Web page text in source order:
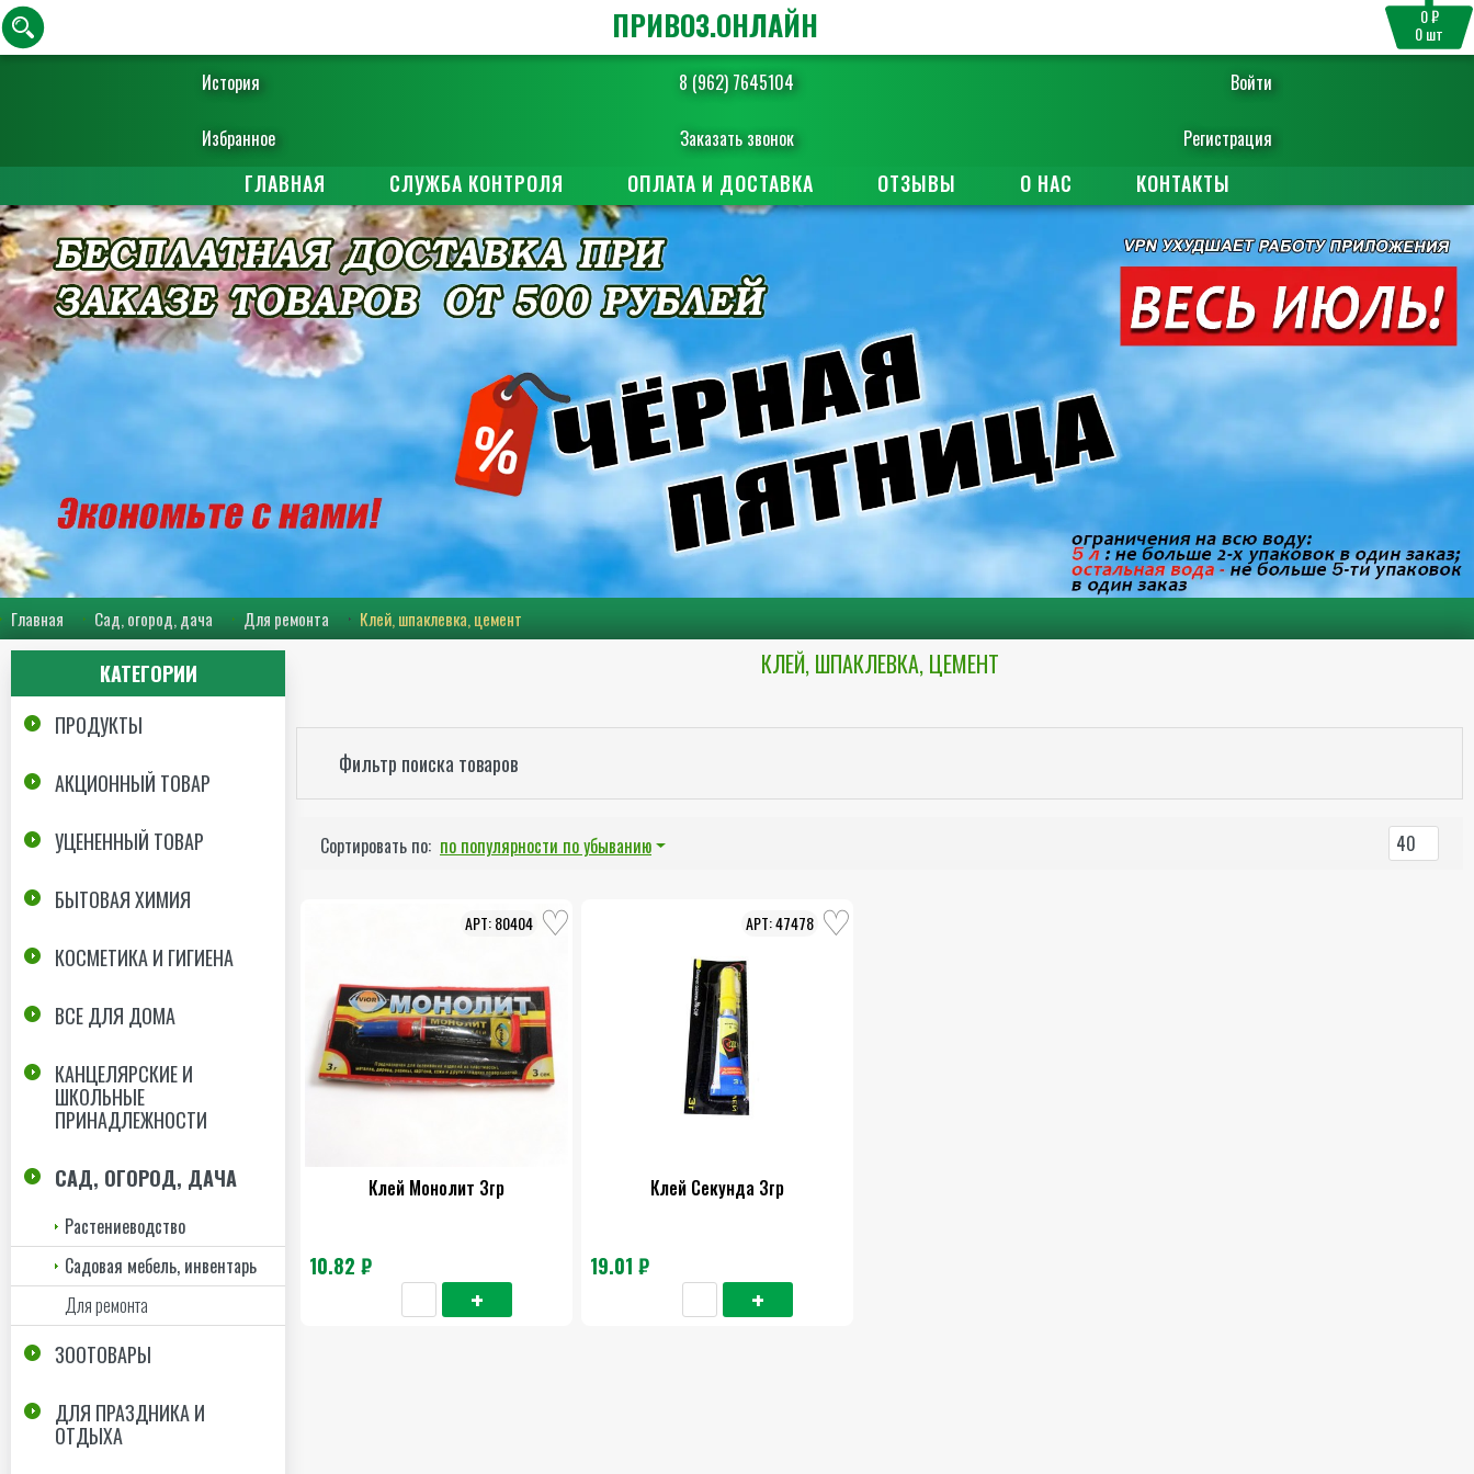
История 8 (962) 7645104 Войти
Избранное Заказать звонок Регистрация
ПРИВОЗ.ОНЛАЙН 0 ₽
0шт
ГЛАВНАЯ СЛУЖБА КОНТРОЛЯ ОПЛАТА И ДОСТАВКА ОТЗЫВЫ О НАС КОНТАКТЫ
Главная Сад, огород, дача Для ремонта Клей, шпаклевка, цемент
КАТЕГОРИИ
ПРОДУКТЫ
АКЦИОННЫЙ ТОВАР
УЦЕНЕННЫЙ ТОВАР
БЫТОВАЯ ХИМИЯ
КОСМЕТИКА И ГИГИЕНА
ВСЕ ДЛЯ ДОМА
КАНЦЕЛЯРСКИЕ И
ШКОЛЬНЫЕ
ПРИНАДЛЕЖНОСТИ
САД, ОГОРОД, ДАЧА
Растениеводство
Садовая мебель, инвентарь
Для ремонта
ЗООТОВАРЫ
ДЛЯ ПРАЗДНИКА И
ОТДЫХА
КЛЕЙ, ШПАКЛЕВКА, ЦЕМЕНТ
Фильтр поиска товаров
Сортировать по: по популярности по убыванию 40
Клей Монолит 3гр
10.82 ₽
80404
Клей Секунда 3гр
19.01 ₽
47478